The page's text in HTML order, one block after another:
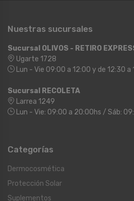
Nuestras sucursales
Sucursal OLIVOS - RETIRO
Ugarte 1728
Lun - Vie 09:00 a 12:00 y de 12:30
Sucursal RECOLETA
Larrea 1249
Lun - Vie: 09:00 a 20:00hs / Sáb:
Categorías
Dermocosmética
Protección Solar
Suplementos